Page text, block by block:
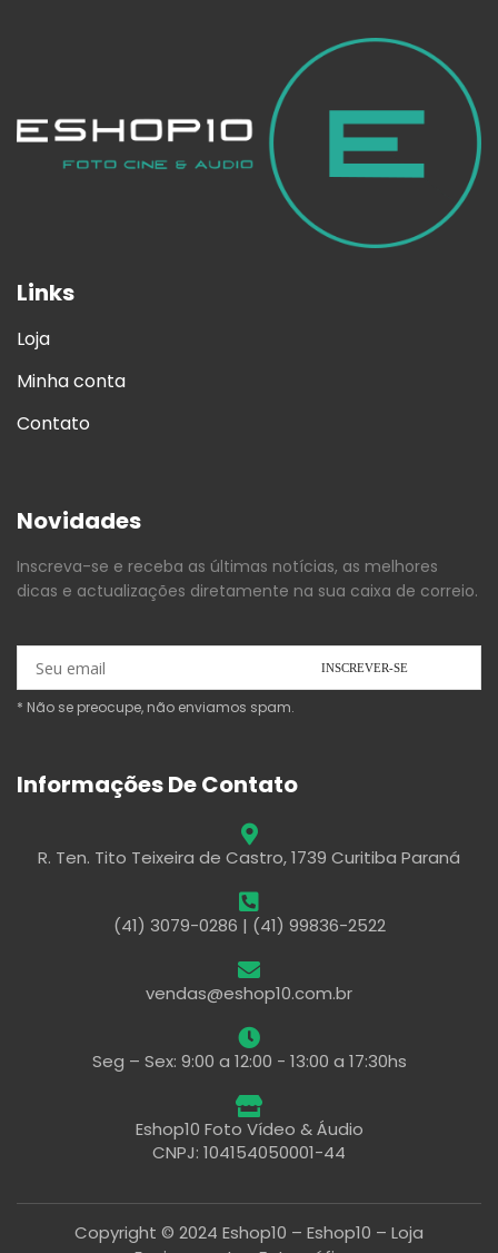
Links
Loja
Minha conta
Contato
Novidades
Inscreva-se e receba as últimas notícias, as melhores
dicas e actualizações diretamente na sua caixa de correio.
* Não se preocupe, não enviamos spam.
Informações De Contato
R. Ten. Tito Teixeira de Castro, 1739 Curitiba Paraná
(41) 3079-0286 | (41) 99836-2522
vendas@eshop10.com.br
Seg – Sex: 9:00 a 12:00 - 13:00 a 17:30hs
Eshop10 Foto Vídeo & Áudio
CNPJ: 104154050001-44
Copyright © 2024 Eshop10 – Eshop10 – Loja